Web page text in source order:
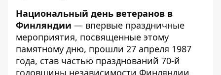
Национальный день ветеранов в
Финляндии — впервые праздничные
мероприятия, посвященные этому
памятному дню, прошли 27 апреля 1987
года, став частью празднований 70-й
годовщины независимости Финляндии.